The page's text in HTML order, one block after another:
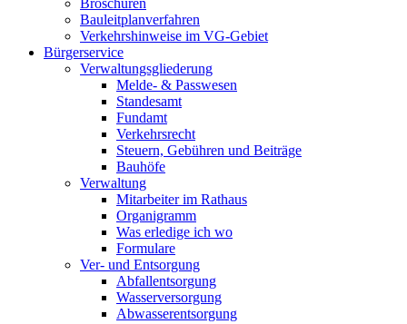
Broschüren
Bauleitplanverfahren
Verkehrshinweise im VG-Gebiet
Bürgerservice
Verwaltungsgliederung
Melde- & Passwesen
Standesamt
Fundamt
Verkehrsrecht
Steuern, Gebühren und Beiträge
Bauhöfe
Verwaltung
Mitarbeiter im Rathaus
Organigramm
Was erledige ich wo
Formulare
Ver- und Entsorgung
Abfallentsorgung
Wasserversorgung
Abwasserentsorgung